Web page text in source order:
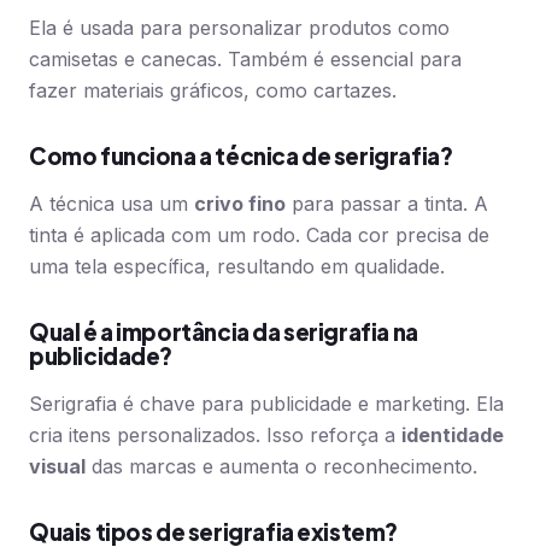
Ela é usada para personalizar produtos como
camisetas e canecas. Também é essencial para
fazer materiais gráficos, como cartazes.
Como funciona a técnica de serigrafia?
A técnica usa um crivo fino para passar a tinta. A
tinta é aplicada com um rodo. Cada cor precisa de
uma tela específica, resultando em qualidade.
Qual é a importância da serigrafia na
publicidade?
Serigrafia é chave para publicidade e marketing. Ela
cria itens personalizados. Isso reforça a identidade
visual das marcas e aumenta o reconhecimento.
Quais tipos de serigrafia existem?